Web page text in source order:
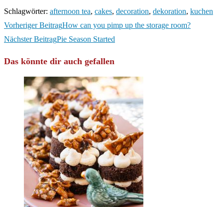
Schlagwörter: afternoon tea, cakes, decoration, dekoration, kuchen
Weitere
Artikel
Vorheriger BeitragHow can you pimp up the storage room?
Nächster BeitragPie Season Started
Das könnte dir auch gefallen